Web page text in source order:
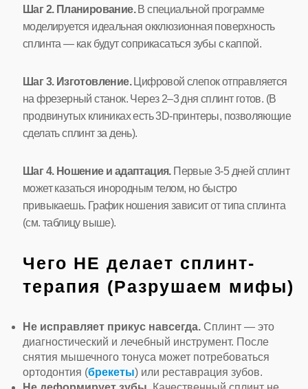
Шаг 2. Планирование.В специальной программе
моделируется идеальная окклюзионная поверхность
сплинта — как будут соприкасаться зубы с каппой.
Шаг 3. Изготовление.Цифровой слепок отправляется
на фрезерный станок. Через 2–3 дня сплинт готов. (В
продвинутых клиниках есть 3D-принтеры, позволяющие
сделать сплинт за день).
Шаг 4. Ношение и адаптация.Первые 3-5 дней сплинт
может казаться инородным телом, но быстро
привыкаешь. График ношения зависит от типа сплинта
(см. таблицу выше).
Чего НЕ делает сплинт-
терапия (Разрушаем мифы)
Не исправляет прикус навсегда. Сплинт — это
диагностический и лечебный инструмент. После
снятия мышечного тонуса может потребоваться
ортодонтия (брекеты) или реставрация зубов.